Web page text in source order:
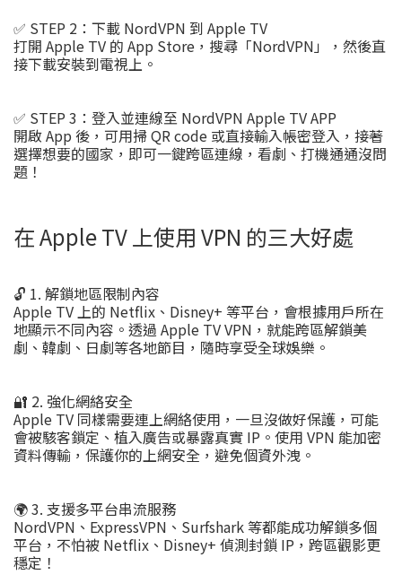
✅ STEP 2：下載 NordVPN 到 Apple TV
打開 Apple TV 的 App Store，搜尋「NordVPN」，然後直
接下載安裝到電視上。
✅ STEP 3：登入並連線至 NordVPN Apple TV APP
開啟 App 後，可用掃 QR code 或直接輸入帳密登入，接著
選擇想要的國家，即可一鍵跨區連線，看劇、打機通通沒問
題！
在 Apple TV 上使用 VPN 的三大好處
🔓 1. 解鎖地區限制內容
Apple TV 上的 Netflix、Disney+ 等平台，會根據用戶所在
地顯示不同內容。透過 Apple TV VPN，就能跨區解鎖美
劇、韓劇、日劇等各地節目，隨時享受全球娛樂。
🔐 2. 強化網絡安全
Apple TV 同樣需要連上網絡使用，一旦沒做好保護，可能
會被駭客鎖定、植入廣告或暴露真實 IP。使用 VPN 能加密
資料傳輸，保護你的上網安全，避免個資外洩。
🌍 3. 支援多平台串流服務
NordVPN、ExpressVPN、Surfshark 等都能成功解鎖多個
平台，不怕被 Netflix、Disney+ 偵測封鎖 IP，跨區觀影更
穩定！